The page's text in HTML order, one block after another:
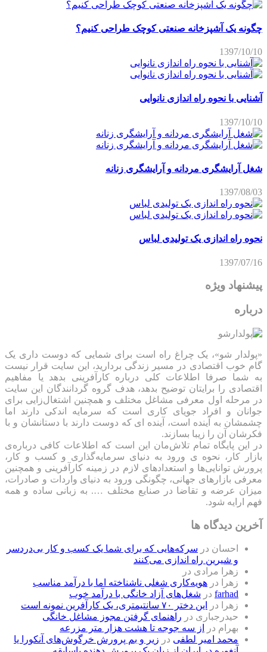
چگونه یک آشپزخانه صنعتی کوچک طراحی کنیم؟
1397/10/10
آشنایی با نحوه راه اندازی نانوایی
1397/10/10
شغل آرایشگری مردانه و آرایشگری زنانه
1397/08/03
نحوه راه اندازی یک تولیدی لباس
1397/07/16
پیشنهاد ویژه
درباره
«پولدار شو»، یک چراغ راه است برای شمایی که دوست داری یک
گام خوب اقتصادی در مسیر زندگی بردارید، این سایت قرار نیست
به شما صرفا اطلاعات کلی درباره کارآفرینی بدهد یا مفاهیم
اقتصادی را برایتان توضیح بدهد، هدف گروه گردانندگان این سایت
در مرحله اول معرفی مشاغل مختلف و همچنین اشتغال‌زایی برای
جوانان و افراد جویای کاری است که سرمایه اندکی دارند اما
چشمشان به آینده است، آینده ای که دوست دارند با دستانشان و با
فکرشان آن را زیبا بسازند.
در این پایگاه تمام تلاش‌مان این است که ‌اطلاعات کافی درباره‌ی
بازار کار، نحوه ی ورود به دنیای سرمایه‌گذاری و کسب و کار،
پرورش توانایی‌ها و استعدادهای لازم در زمینه کارآفرینی و همچنین
معرفی بازارهای جهانی، چگونگی ورود به دنیای واردات و صادرات،
میزان عرضه و تقاضا در صنایع مختلف …. به زبانی ساده و همه
فهم ارایه شود.
آخرین دیدگاه ها
احسان در سرکه‌هایی که برای شما یک کسب و کار بی‌دردسر
و شیرین راه اندازی می‌کنند
زهرا مرادی در
زهرا
در هویه‌کاری شغلی ناشناخته اما با درآمد مناسب
farhad در شغل‌های آزاد خانگی با درآمد خوب
زهرا
در
این دختر ۷۰ سانتیمتری، یک کارآفرین نمونه است
حیدرجباری در راهنمای گرفتن مجوز مشاغل خانگی
بهرام در
از سه جوجه تا هشت هزار متر مزرعه
محمد امیر لطفی در زیر و بم پرورش خرگوش‌های آنکورا یا